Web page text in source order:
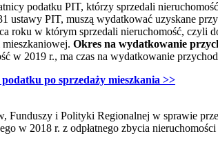
podatku PIT, którzy sprzedali
ustawy PIT, muszą wydatkować uzyskane
roku w którym sprzedali nieruchomość, czyli
Okres na wydatkowanie
w 2019 r., ma czas na wydatkowanie
po sprzedaży mieszkania >>
Funduszy i Polityki Regionalnej w sprawie
w 2018 r. z odpłatnego zbycia